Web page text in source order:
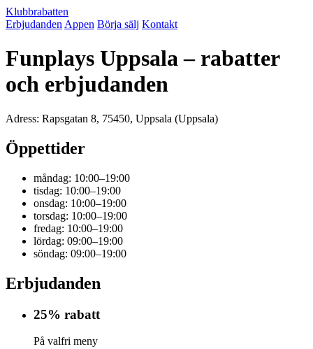
Klubbrabatten
Erbjudanden Appen Börja sälj Kontakt
Funplays Uppsala – rabatter
och erbjudanden
Adress: Rapsgatan 8, 75450, Uppsala (Uppsala)
Öppettider
måndag: 10:00–19:00
tisdag: 10:00–19:00
onsdag: 10:00–19:00
torsdag: 10:00–19:00
fredag: 10:00–19:00
lördag: 09:00–19:00
söndag: 09:00–19:00
Erbjudanden
25% rabatt
På valfri meny